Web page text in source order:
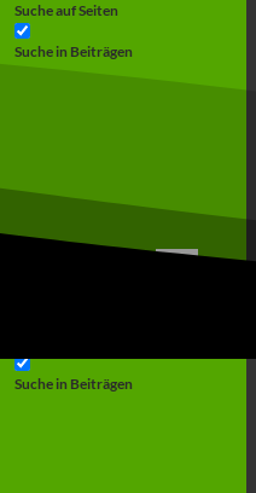
Suche auf Seiten
Suche in Beiträgen
Suche in Beiträgen